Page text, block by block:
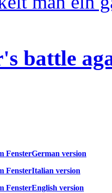
battle
German version
Italian version
English version